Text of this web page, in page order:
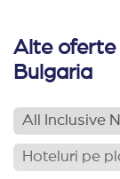
Alte oferte
Bulgaria
All Inclusive
Hoteluri pe